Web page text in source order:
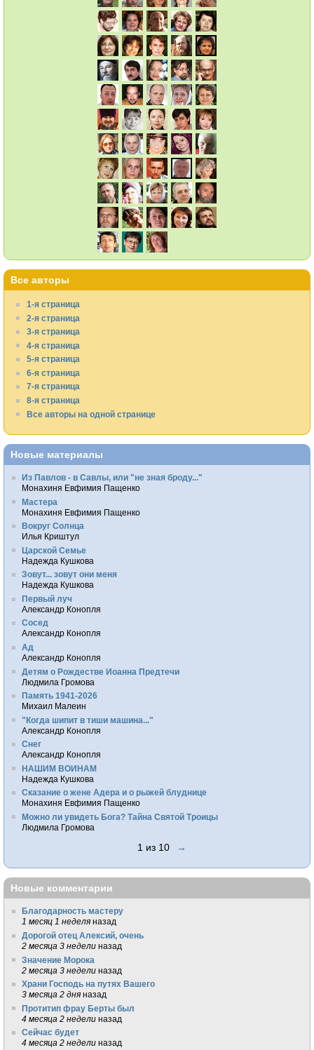
Все авторы
1-я страница
2-я страница
3-я страница
4-я страница
5-я страница
6-я страница
7-я страница
8-я страница
Все авторы на одной странице
Новые материалы
Из Павлов - в Савлы, или "не зная броду..."
Монахиня Евфимия Пащенко
Мастера
Монахиня Евфимия Пащенко
Вокруг Солнца
Илья Криштул
Царской Семье
Надежда Кушкова
Зовут... зовут они меня
Надежда Кушкова
Первый луч
Александр Конопля
Сосед
Александр Конопля
Ад
Александр Конопля
Детям о Рождестве Иоанна Предтечи
Людмила Громова
Память 1941-2026
Михаил Малеин
"Когда шипит в тиши машина..."
Александр Конопля
Снег
Александр Конопля
НАШИМ ВОИНАМ
Надежда Кушкова
Сказание о жене Адера и о рыжей блуднице
Монахиня Евфимия Пащенко
Можно ли увидеть Бога? Тайна Святой Троицы
Людмила Громова
1 из 10 →
Новые комментарии
Благодарность мастеру
1 месяц 1 неделя назад
Дорогой отец Алексий, очень
2 месяца 3 недели назад
Значение Морока
2 месяца 3 недели назад
Храни Господь на путях Вашего
3 месяца 2 дня назад
Протитип фрау Берты был
4 месяца 2 недели назад
Сейчас будет
4 месяца 2 недели назад